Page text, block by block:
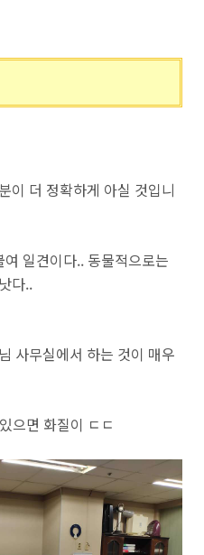
이 더 정확하게 아실 것입니
일견이다.. 동물적으로는
다..
사무실에서 하는 것이 매우
으면 화질이 ㄷㄷ